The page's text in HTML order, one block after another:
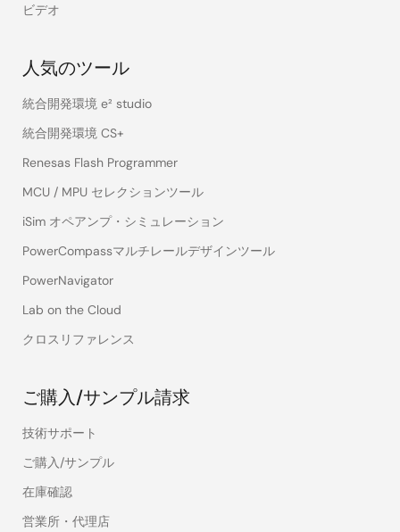
ビデオ
人気のツール
統合開発環境 e² studio
統合開発環境 CS+
Renesas Flash Programmer
MCU / MPU セレクションツール
iSim オペアンプ・シミュレーション
PowerCompassマルチレールデザインツール
PowerNavigator
Lab on the Cloud
クロスリファレンス
ご購入/サンプル請求
技術サポート
ご購入/サンプル
在庫確認
営業所・代理店